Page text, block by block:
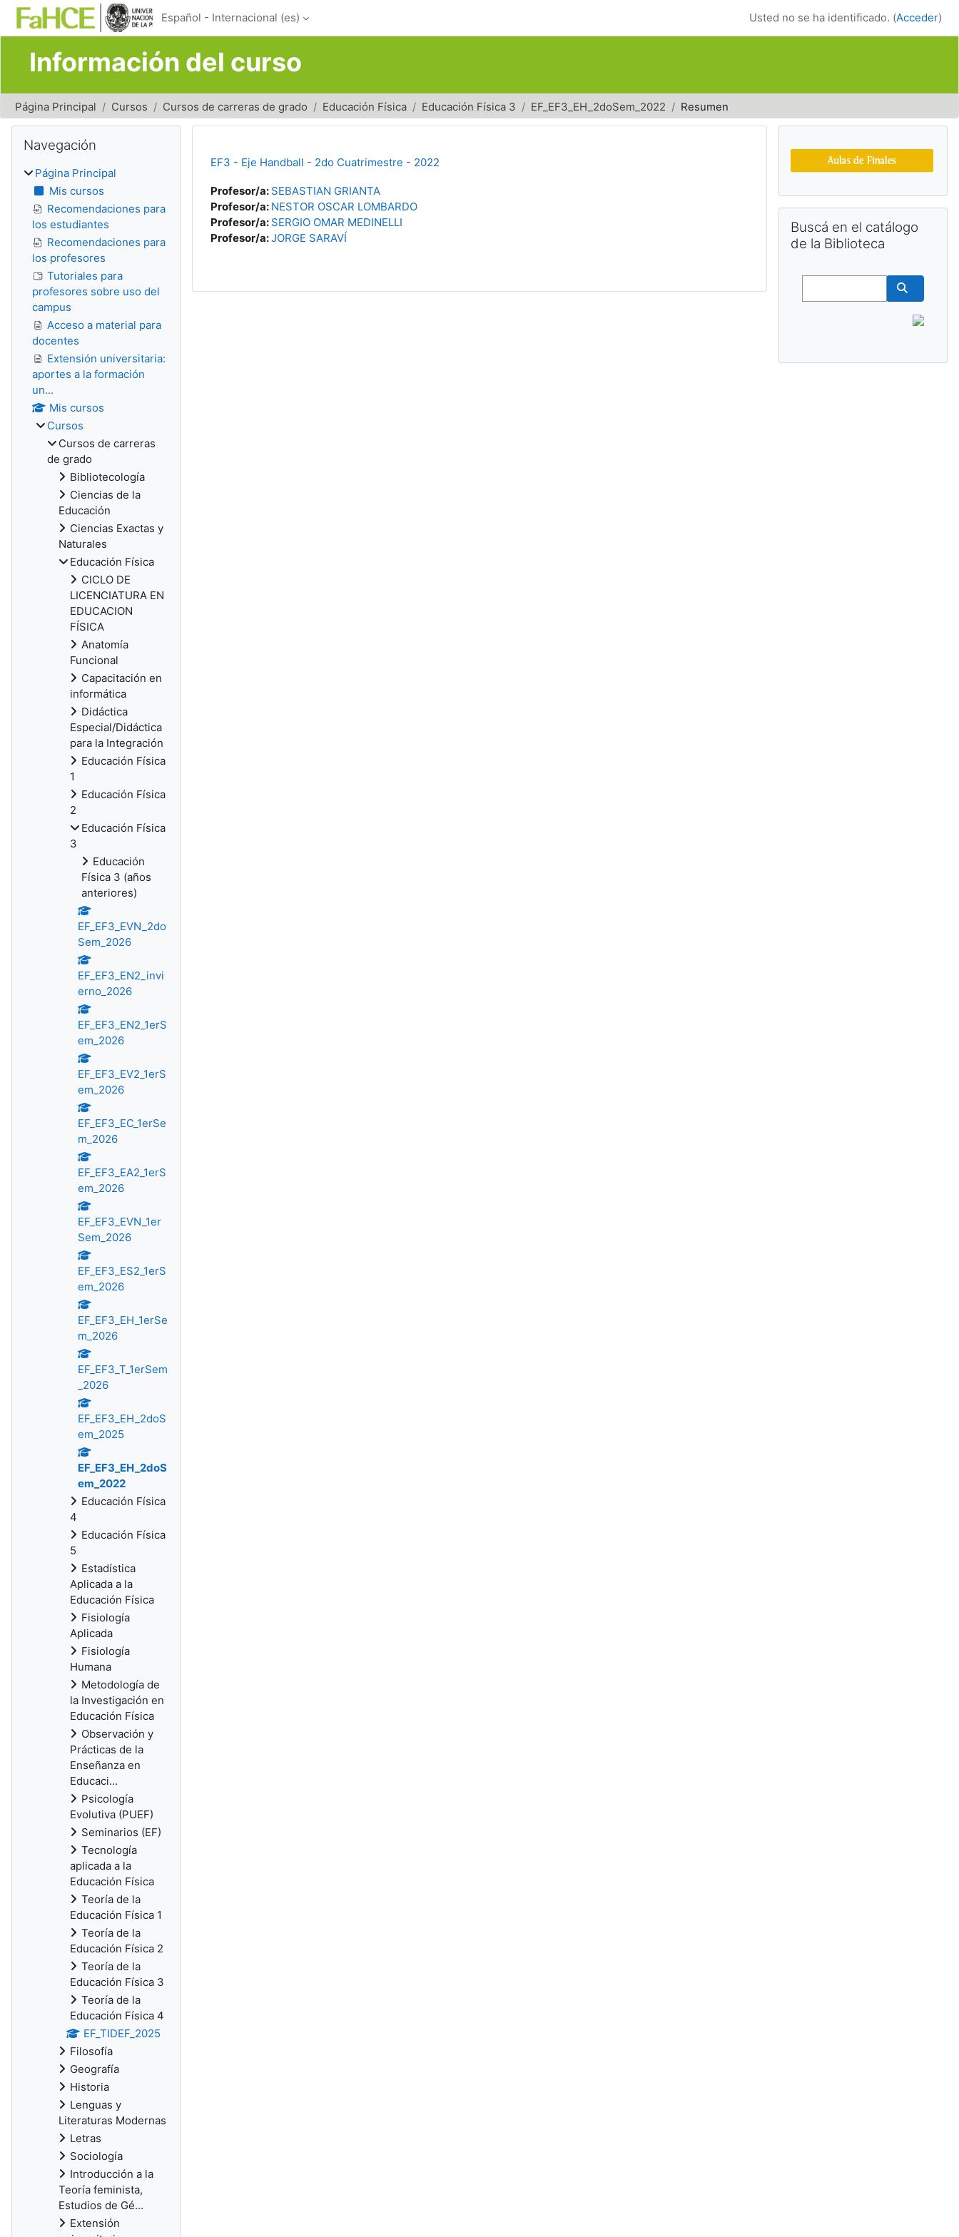
Salta al contenido principal
Español - Internacional ‎(es)‎ Usted no se ha identificado. (Acceder)
Información del curso
Página Principal Cursos Cursos de carreras de grado Educación Física Educación Física 3 EF_EF3_EH_2doSem_2022 Resumen
EF3 - Eje Handball - 2do Cuatrimestre - 2022
Profesor/a: SEBASTIAN GRIANTA
Profesor/a: NESTOR OSCAR LOMBARDO
Profesor/a: SERGIO OMAR MEDINELLI
Profesor/a:JORGE SARAVÍ
Bloques
Navegación
Página Principal
Mis cursos
Recomendaciones para
los estudiantes
Recomendaciones para
los profesores
Tutoriales para
profesores sobre uso del
campus
Acceso a material para
docentes
Extensión universitaria:
aportes a la formación
un...
Mis cursos
Cursos
Cursos de carreras
de grado
Bibliotecología
Ciencias de la
Educación
Ciencias Exactas y
Naturales
Educación Física
CICLO DE
LICENCIATURA EN
EDUCACION
FÍSICA
Anatomía
Funcional
Capacitación en
informática
Didáctica
Especial/Didáctica
para la Integración
Educación Física
1
Educación Física
2
Educación Física
3
Educación
Física 3 (años
anteriores)
EF_EF3_EVN_2do
Sem_2026
EF_EF3_EN2_invi
erno_2026
EF_EF3_EN2_1erS
em_2026
EF_EF3_EV2_1erS
em_2026
EF_EF3_EC_1erSe
m_2026
EF_EF3_EA2_1erS
em_2026
EF_EF3_EVN_1er
Sem_2026
EF_EF3_ES2_1erS
em_2026
EF_EF3_EH_1erSe
m_2026
EF_EF3_T_1erSem
_2026
EF_EF3_EH_2doS
em_2025
EF_EF3_EH_2doS
em_2022
Educación Física
4
Educación Física
5
Estadística
Aplicada a la
Educación Física
Fisiología
Aplicada
Fisiología
Humana
Metodología de
la Investigación en
Educación Física
Observación y
Prácticas de la
Enseñanza en
Educaci...
Psicología
Evolutiva (PUEF)
Seminarios (EF)
Tecnología
aplicada a la
Educación Física
Teoría de la
Educación Física 1
Teoría de la
Educación Física 2
Teoría de la
Educación Física 3
Teoría de la
Educación Física 4
EF_TIDEF_2025
Filosofía
Geografía
Historia
Lenguas y
Literaturas Modernas
Letras
Sociología
Introducción a la
Teoría feminista,
Estudios de Gé...
Extensión
Buscá en el catálogo
de la Biblioteca
Buscar
Buscar